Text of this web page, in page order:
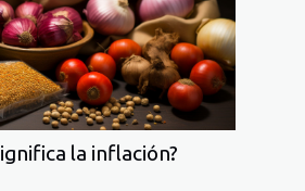
la inflación?